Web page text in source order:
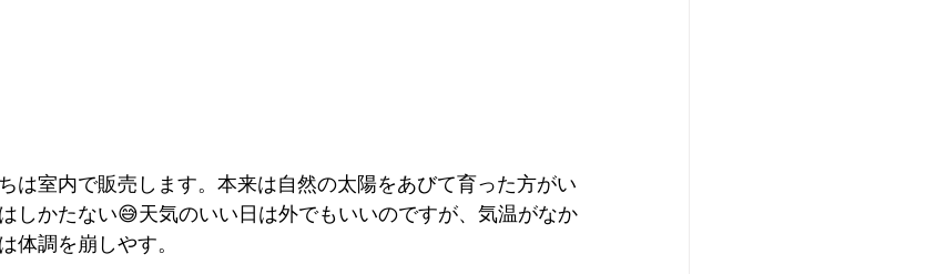
は室内で販売します。本来は自然の太陽をあびて育った方がい
しかたない😅天気のいい日は外でもいいのですが、気温がなか
体調を崩しやす。